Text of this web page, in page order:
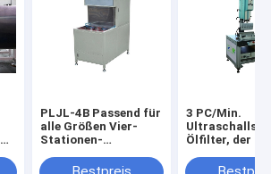
PLJL-4B Passend für
alle Größen Vier-
Stationen-
für Spin-On-Filter
3 PC/Min.
Ölfilter, der